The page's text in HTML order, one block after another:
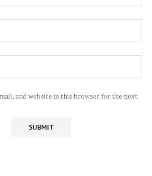
and website in this browser for the next